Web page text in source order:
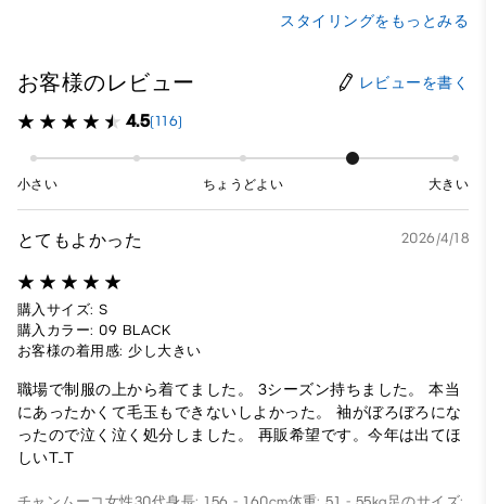
スタイリングをもっとみる
お客様のレビュー レビューを書く
4.5(116)
小さい ちょうどよい 大きい
とてもよかった 2026/4/18
購入サイズ: S
購入カラー: 09 BLACK
お客様の着用感: 少し大きい
職場で制服の上から着てました。 3シーズン持ちました。 本当
にあったかくて毛玉もできないしよかった。 袖がぼろぼろにな
ったので泣く泣く処分しました。 再販希望です。今年は出てほ
しいT_T